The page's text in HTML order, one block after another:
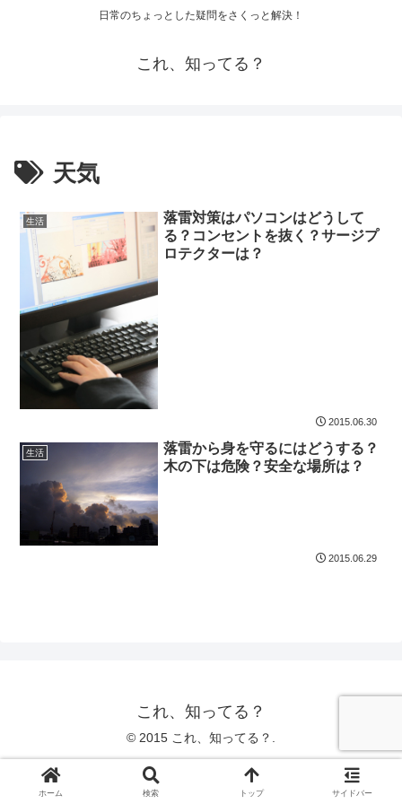
日常のちょっとした疑問をさくっと解決！
これ、知ってる？
天気
生活
落雷対策はパソコンはどうして
る？コンセントを抜く？サージプ
ロテクターは？
2015.06.30
生活
落雷から身を守るにはどうする？
木の下は危険？安全な場所は？
2015.06.29
これ、知ってる？
© 2015 これ、知ってる？.
ホーム 検索 トップ サイドバー